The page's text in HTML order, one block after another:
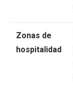
Zonas de
hospitalidad